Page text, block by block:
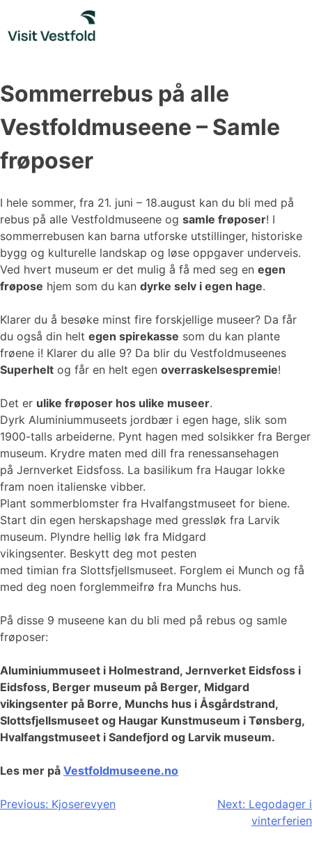
content
Sommerrebus på alle
Vestfoldmuseene – Samle
frøposer
I hele sommer, fra 21. juni – 18.august kan du bli med på
rebus på alle Vestfoldmuseene og samle frøposer! I
sommerrebusen kan barna utforske utstillinger, historiske
bygg og kulturelle landskap og løse oppgaver underveis.
Ved hvert museum er det mulig å få med seg en egen
frøpose hjem som du kan dyrke selv i egen hage.
Klarer du å besøke minst fire forskjellige museer? Da får
du også din helt egen spirekasse som du kan plante
frøene i! Klarer du alle 9? Da blir du Vestfoldmuseenes
Superhelt og får en helt egen overraskelsespremie!
Det er ulike frøposer hos ulike museer.
Dyrk Aluminiummuseets jordbær i egen hage, slik som
1900-talls arbeiderne. Pynt hagen med solsikker fra Berger
museum. Krydre maten med dill fra renessansehagen
på Jernverket Eidsfoss. La basilikum fra Haugar lokke
fram noen italienske vibber.
Plant sommerblomster fra Hvalfangstmuseet for biene.
Start din egen herskapshage med gressløk fra Larvik
museum. Plyndre hellig løk fra Midgard
vikingsenter. Beskytt deg mot pesten
med timian fra Slottsfjellsmuseet. Forglem ei Munch og få
med deg noen forglemmeifrø fra Munchs hus.
På disse 9 museene kan du bli med på rebus og samle
frøposer:
Aluminiummuseet i Holmestrand, Jernverket Eidsfoss i
Eidsfoss, Berger museum på Berger, Midgard
vikingsenter på Borre, Munchs hus i Åsgårdstrand,
Slottsfjellsmuseet og Haugar Kunstmuseum i Tønsberg,
Hvalfangstmuseet i Sandefjord og Larvik museum.
Les mer på Vestfoldmuseene.no
Innleggsnavigasjon
Previous: Kjoserevyen Next: Legodager i
vinterferien